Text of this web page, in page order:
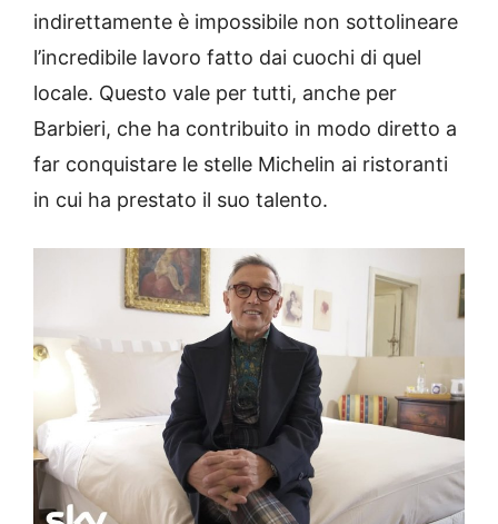
indirettamente è impossibile non sottolineare
l’incredibile lavoro fatto dai cuochi di quel
locale. Questo vale per tutti, anche per
Barbieri, che ha contribuito in modo diretto a
far conquistare le stelle Michelin ai ristoranti
in cui ha prestato il suo talento.